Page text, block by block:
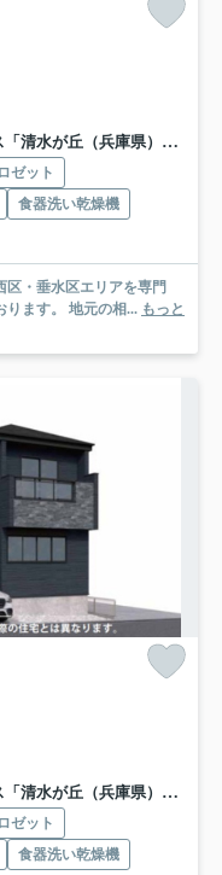
丘（兵庫県）」 停歩2分
ゼット
食器洗い乾燥機
・垂水区エリアを専門
ります。 地元の相... もっと
丘（兵庫県）」 停歩2分
ゼット
食器洗い乾燥機